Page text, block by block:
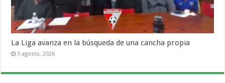
La Liga avanza en la búsqueda de una cancha propia
5 agosto, 2026